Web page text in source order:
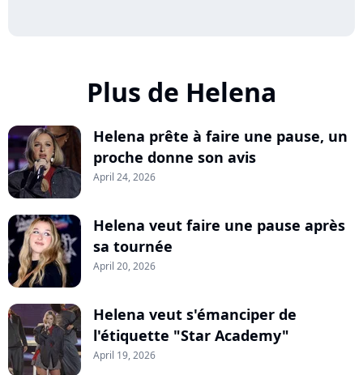
Plus de Helena
Helena prête à faire une pause, un
proche donne son avis
April 24, 2026
Helena veut faire une pause après
sa tournée
April 20, 2026
Helena veut s'émanciper de
l'étiquette "Star Academy"
April 19, 2026